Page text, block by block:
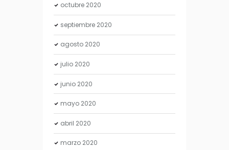
octubre 2020
septiembre 2020
agosto 2020
julio 2020
junio 2020
mayo 2020
abril 2020
marzo 2020